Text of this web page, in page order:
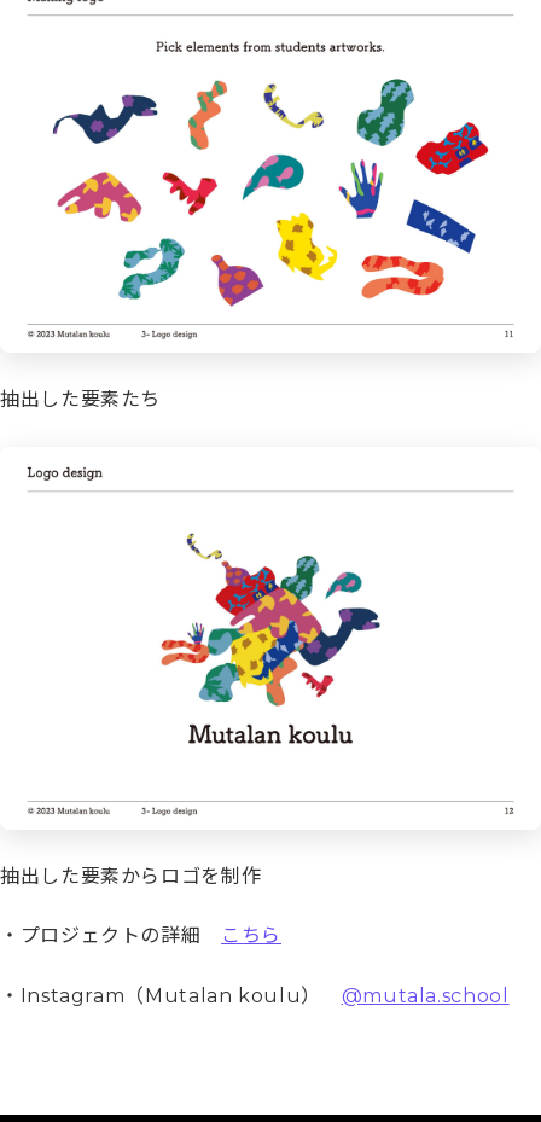
抽出した要素たち
抽出した要素からロゴを制作
・プロジェクトの詳細 こちら
・Instagram（Mutalan koulu） @mutala.school